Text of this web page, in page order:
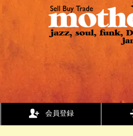
会員登録